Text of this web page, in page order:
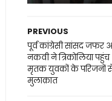
PREVIOUS
पूर्व कांग्रेसी सांसद जफर
नकवी ने त्रिकोलिया पहुंच
मृतक युवकों के परिजनों
मुलाक़ात